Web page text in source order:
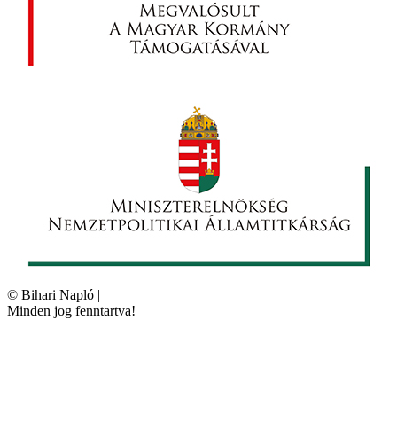
© Bihari Napló |
Minden jog fenntartva!